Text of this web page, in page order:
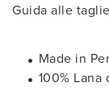
Guida alle
Made in
100% Lana